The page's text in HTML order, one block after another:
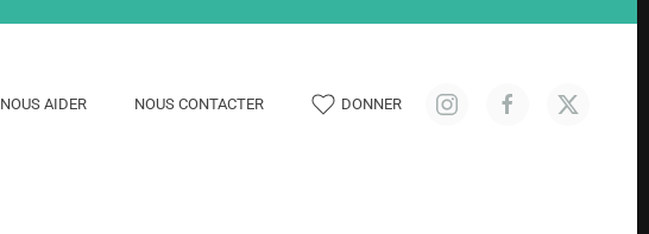
NOUS AIDER NOUS CONTACTER DONNER